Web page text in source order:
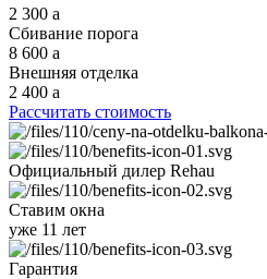
2 300 a
Сбивание порога
8 600 a
Внешняя отделка
2 400 a
Рассчитать стоимость
Официальный дилер Rehau
Ставим окна
уже 11 лет
Гарантия